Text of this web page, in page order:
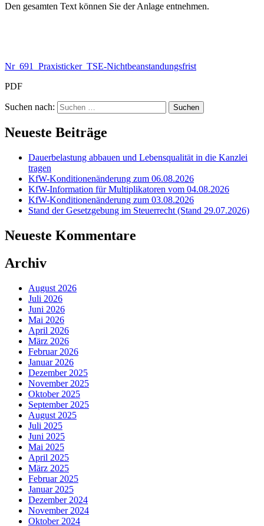
Den gesamten Text können Sie der Anlage entnehmen.
Nr_691_Praxisticker_TSE-Nichtbeanstandungsfrist
PDF
Suchen nach:
Neueste Beiträge
Dauerbelastung abbauen und Lebensqualität in die Kanzlei
tragen
KfW-Konditionenänderung zum 06.08.2026
KfW-Information für Multiplikatoren vom 04.08.2026
KfW-Konditionenänderung zum 03.08.2026
Stand der Gesetzgebung im Steuerrecht (Stand 29.07.2026)
Neueste Kommentare
Archiv
August 2026
Juli 2026
Juni 2026
Mai 2026
April 2026
März 2026
Februar 2026
Januar 2026
Dezember 2025
November 2025
Oktober 2025
September 2025
August 2025
Juli 2025
Juni 2025
Mai 2025
April 2025
März 2025
Februar 2025
Januar 2025
Dezember 2024
November 2024
Oktober 2024